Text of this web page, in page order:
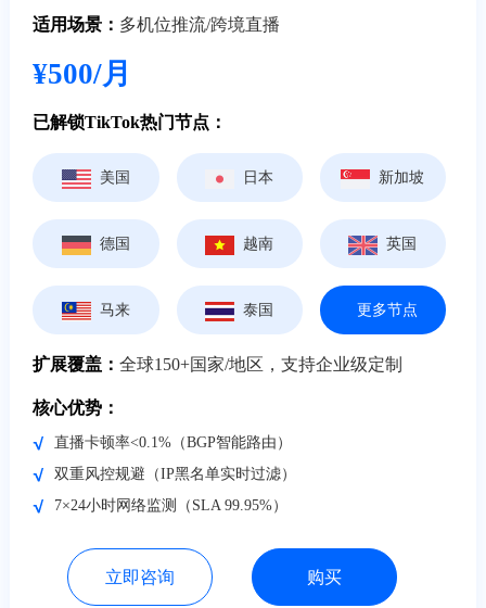
适用场景： 多机位推流/跨境直播
¥500/月
已解锁TikTok热门节点：
美国 日本 新加坡
德国 越南 英国
马来 泰国 更多节点
扩展覆盖：全球150+国家/地区，支持企业级定制
核心优势：
直播卡顿率<0.1%（BGP智能路由）
双重风控规避（IP黑名单实时过滤）
7×24小时网络监测（SLA 99.95%）
立即咨询 购买